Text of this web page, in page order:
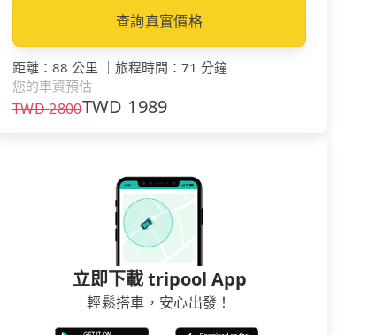
查詢真實價格
距離 ： 88 公里 ｜ 旅程時間 ： 71 分鐘
您的車資預估
TWD2800TWD 1989
立即下載 tripool App
輕鬆搭車，安心出發！